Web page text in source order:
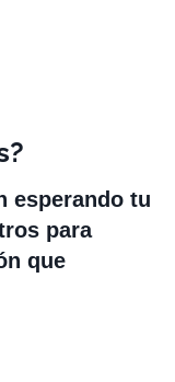
esperando tu
para
que